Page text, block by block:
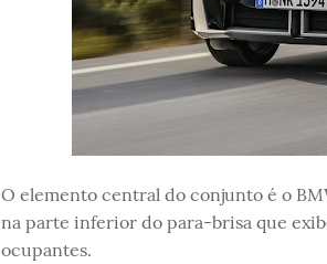
O elemento central do conjunto é o
na parte inferior do para-brisa que
ocupantes.